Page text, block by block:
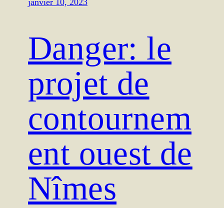
janvier 10, 2023
Danger: le
projet de
contournem
ent ouest de
Nîmes